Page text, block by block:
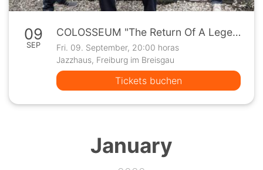
09
SEP
COLOSSEUM "The Return Of A Legend"
Fri. 09. September, 20:00 horas
Jazzhaus, Freiburg im Breisgau
Tickets buchen
January